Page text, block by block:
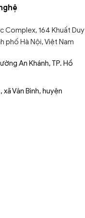
Complex, 164 Khuất Duy
phố Hà Nội, Việt Nam
An Khánh, TP. Hồ
xã Văn Bình, huyện